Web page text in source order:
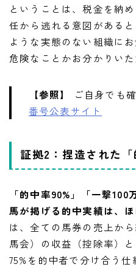
ということは、税金を納
任から逃れる意図がある
ような実態のない組織に
危険なことかお分かりいた
【参照】 ご自身でも
番号公表サイト
証拠2：捏造された
「的中率90%」「一撃
馬が掲げる的中実績は、ほ
は、全ての馬券の売上か
馬会）の収益（控除率）
75%を的中者で分け合う仕